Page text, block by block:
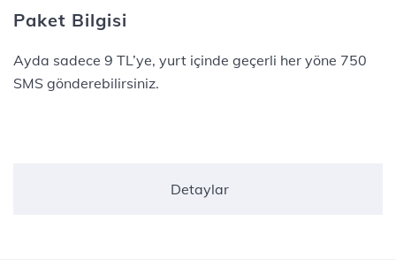
Paket Bilgisi
Ayda sadece 9 TL’ye, yurt içinde geçerli her yöne 750
SMS gönderebilirsiniz.
Detaylar